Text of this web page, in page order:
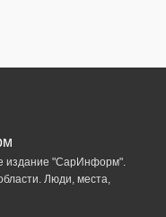
издание "СарИнформ".
Люди, места,